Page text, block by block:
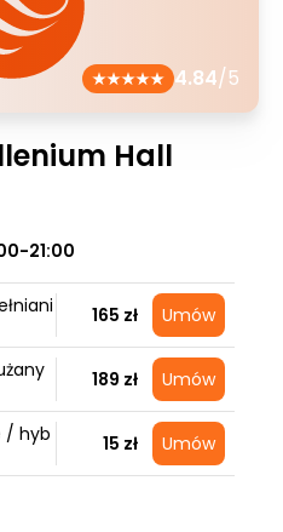
4.84/5
Hall
21:00
165 zł Umów
189 zł Umów
/ hyb
15 zł Umów